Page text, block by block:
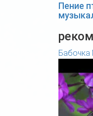
Пение
Бабочка